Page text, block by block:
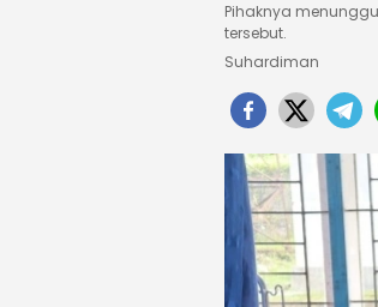
Pihaknya
tersebut.
Suhardiman